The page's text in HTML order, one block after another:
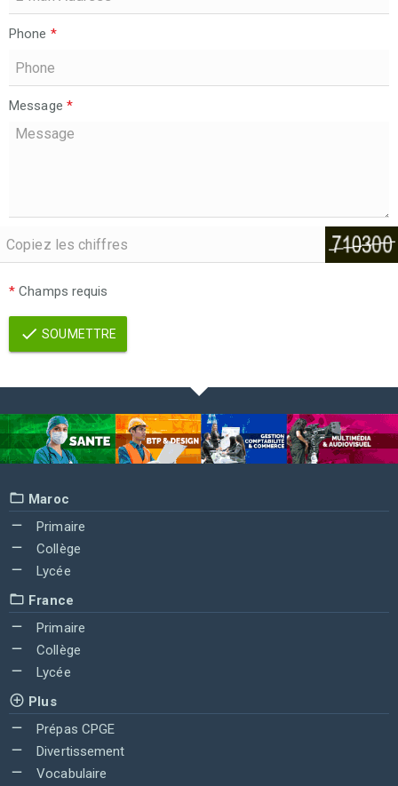
Phone *
Message *
* Champs requis
SOUMETTRE
Maroc
Primaire
Collège
Lycée
France
Primaire
Collège
Lycée
Plus
Prépas CPGE
Divertissement
Vocabulaire